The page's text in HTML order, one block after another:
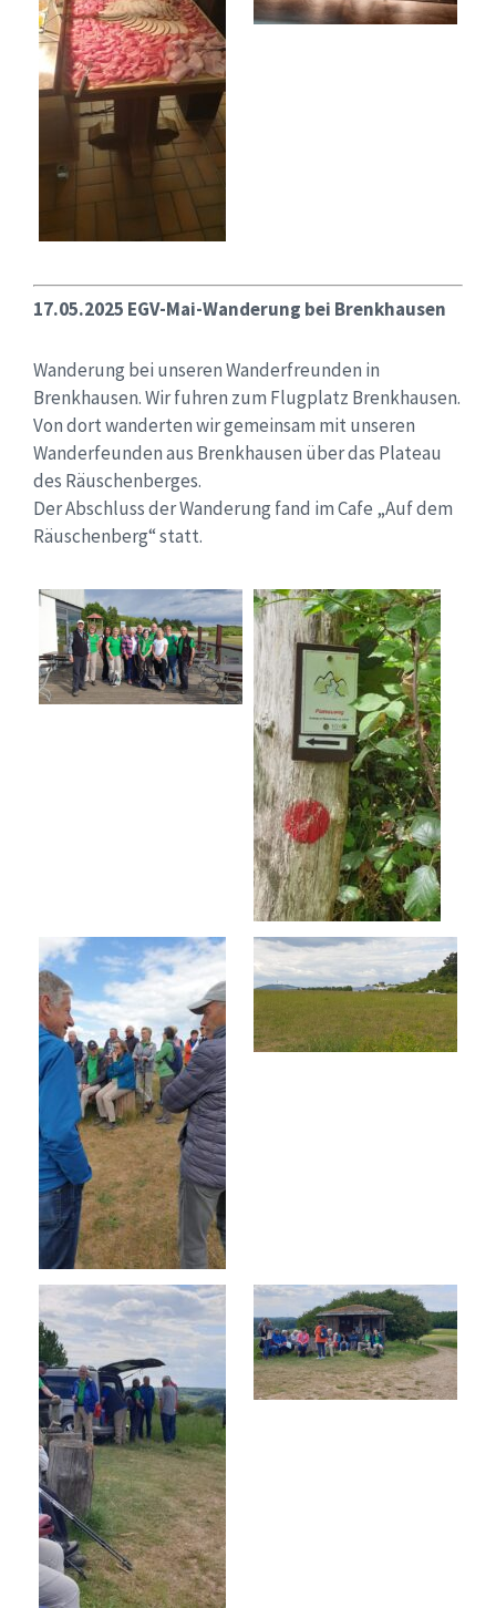
17.05.2025 EGV-Mai-Wanderung bei Brenkhausen
Wanderung bei unseren Wanderfreunden in
Brenkhausen. Wir fuhren zum Flugplatz Brenkhausen.
Von dort wanderten wir gemeinsam mit unseren
Wanderfeunden aus Brenkhausen über das Plateau
des Räuschenberges.
Der Abschluss der Wanderung fand im Cafe „Auf dem
Räuschenberg“ statt.